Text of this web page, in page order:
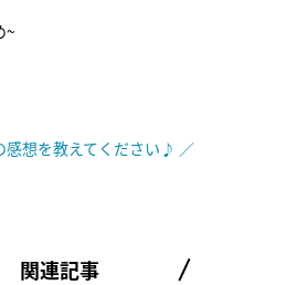
~
感想を教えてください♪ ／
関連記事